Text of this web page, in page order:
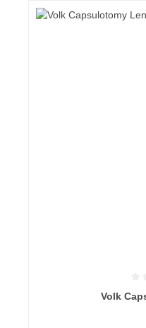
Durchschnittliche
Volk